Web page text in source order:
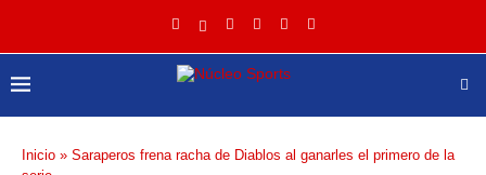
Inicio » Saraperos frena racha de Diablos al ganarles el primero de la